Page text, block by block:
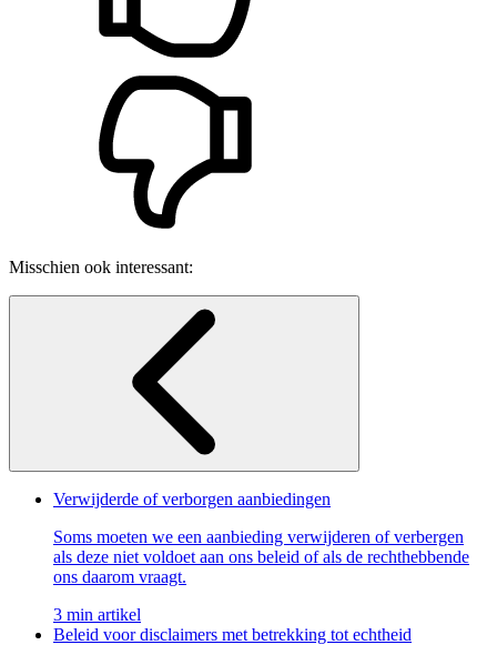
Misschien ook interessant:
Verwijderde of verborgen aanbiedingen
Soms moeten we een aanbieding verwijderen of verbergen
als deze niet voldoet aan ons beleid of als de rechthebbende
ons daarom vraagt.
3 min artikel
Beleid voor disclaimers met betrekking tot echtheid